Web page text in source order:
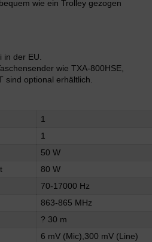
wie ein Trolley gezogen
der EU.
wie TXA-800HSE,
sind optional erhältlich.
1
1
50 W
80 W
70-17000 Hz
863-865 MHz
? 30 m
6 mV (Mic),300 mV (Line)